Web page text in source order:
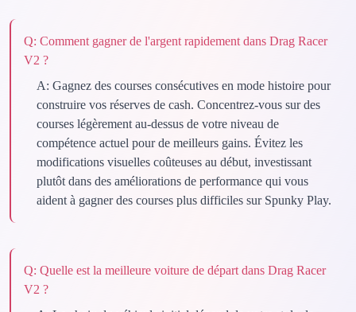
Q: Comment gagner de l'argent rapidement dans Drag Racer
V2 ?
A: Gagnez des courses consécutives en mode histoire pour
construire vos réserves de cash. Concentrez-vous sur des
courses légèrement au-dessus de votre niveau de
compétence actuel pour de meilleurs gains. Évitez les
modifications visuelles coûteuses au début, investissant
plutôt dans des améliorations de performance qui vous
aident à gagner des courses plus difficiles sur Spunky Play.
Q: Quelle est la meilleure voiture de départ dans Drag Racer
V2 ?